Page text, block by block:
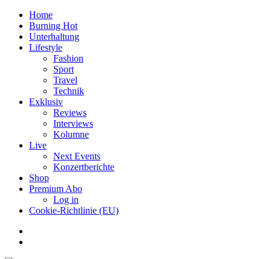
Home
Burning Hot
Unterhaltung
Lifestyle
Fashion
Sport
Travel
Technik
Exklusiv
Reviews
Interviews
Kolumne
Live
Next Events
Konzertberichte
Shop
Premium Abo
Log in
Cookie-Richtlinie (EU)